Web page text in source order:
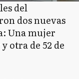
del
dos nuevas
Una mujer
otra de 52 de